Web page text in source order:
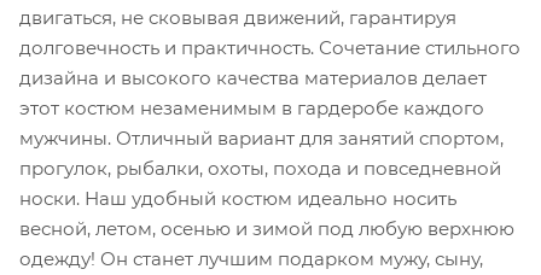
двигаться, не сковывая движений, гарантируя
долговечность и практичность. Сочетание стильного
дизайна и высокого качества материалов делает
этот костюм незаменимым в гардеробе каждого
мужчины. Отличный вариант для занятий спортом,
прогулок, рыбалки, охоты, похода и повседневной
носки. Наш удобный костюм идеально носить
весной, летом, осенью и зимой под любую верхнюю
одежду! Он станет лучшим подарком мужу, сыну,